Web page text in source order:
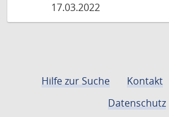
17.03.2022
Hilfe zur Suche Kontakt
Datenschutz